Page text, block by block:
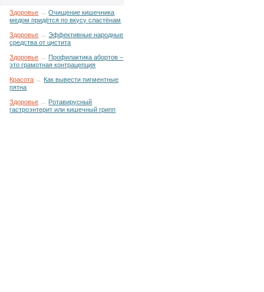
Здоровье →Очищение кишечника
медом придётся по вкусу сластёнам
Здоровье →Эффективные народные
средства от цистита
Здоровье → Профилактика абортов –
это грамотная контрацепция
Красота → Как вывести пигментные
пятна
Здоровье → Ротавирусный
гастроэнтерит или кишечный грипп